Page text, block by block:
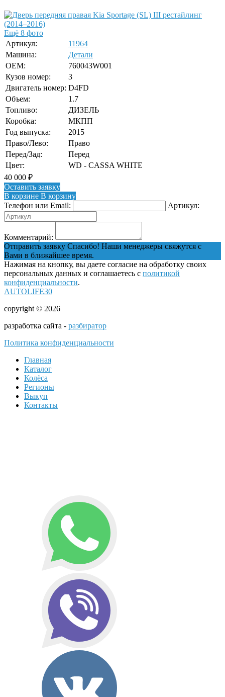
Ещё 8 фото
Артикул:
11964
Машина:
Детали
OEM:
760043W001
Кузов номер:
3
Двигатель номер: D4FD
Объем:
1.7
Топливо:
ДИЗЕЛЬ
Коробка:
МКПП
Год выпуска:
2015
Право/Лево:
Право
Перед/Зад:
Перед
Цвет:
WD - CASSA WHITE
40 000 ₽
Оставить заявку
В корзине В корзину
Телефон или Email:
Артикул:
Комментарий:
Отправить заявку Спасибо! Наши менеджеры свяжутся с
Вами в ближайшее время.
Нажимая на кнопку, вы даете согласие на обработку своих
персональных данных и соглашаетесь с политикой
конфиденциальности.
AUTOLIFE30
copyright © 2026
разработка сайта - разбиратор
Политика конфиденциальности
Главная
Каталог
Колёса
Регионы
Выкуп
Контакты